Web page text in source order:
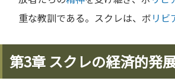
重な教訓である。スクレは、ボリビ
第3章 スクレの経済的発